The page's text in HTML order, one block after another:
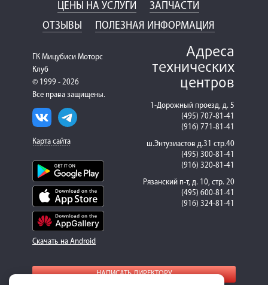
ЦЕНЫ НА УСЛУГИ
ЗАПЧАСТИ
ОТЗЫВЫ
ПОЛЕЗНАЯ ИНФОРМАЦИЯ
ГК Мицубиси Моторс
Клуб
© 1999 - 2026
Все права защищены.
Карта сайта
Скачать на Android
Адреса
технических
центров
1-Дорожный проезд, д. 5
(495) 707-81-41
(916) 771-81-41
ш.Энтузиастов д.31 стр.40
(495) 300-81-41
(916) 320-81-41
Рязанский п-т, д. 10, стр. 20
(495) 600-81-41
(916) 324-81-41
НАПИСАТЬ ДИРЕКТОРУ